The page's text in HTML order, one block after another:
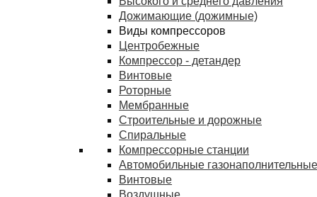
Дожимающие (дожимные)
Виды компрессоров
Центробежные
Компрессор - детандер
Винтовые
Роторные
Мембранные
Строительные и дорожные
Спиральные
Компрессорные станции
Автомобильные
Винтовые
Воздушные